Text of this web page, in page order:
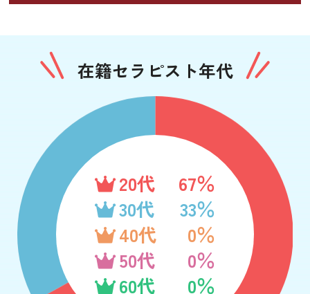
在籍セラピスト年代
20代
67％
30代
33％
40代
0％
50代
0％
60代
0％